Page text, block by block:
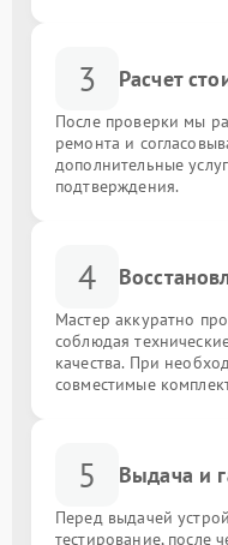
3 Расчет
После проверки мы
ремонта и
дополнительные
подтверждения.
4
Мастер аккуратно
соблюдая
качества. При
совместимые
5 Выдача и
Перед выдачей
тестирование, после